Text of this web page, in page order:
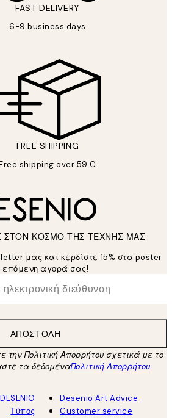
FAST DELIVERY
6-9 business days
FREE SHIPPING
shipping over 59 €
ΣΤΟΝ ΚΟΣΜΟ ΤΗΣ ΤΕΧΝΗΣ ΜΑΣ
μας και κερδίστε 15% στα poster
επόμενη αγορά σας!
ΑΠΟΣΤΟΛΉ
Πολιτική Απορρήτου σχετικά με το
τα δεδομέναΠολιτική Απορρήτου
Τύπος
Desenio Art Advice
Customer service